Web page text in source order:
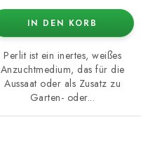
IN DEN KORB
Perlit ist ein inertes, weißes
Anzuchtmedium, das für die
Aussaat oder als Zusatz zu
Garten- oder...